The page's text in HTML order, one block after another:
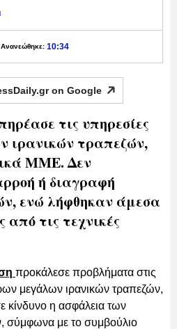
Ανανεώθηκε:10:34
on Google
τις υπηρεσίες
ιρανικών τραπεζών,
ΜΜΕ. Δεν
ή διαγραφή
ενώ λήφθηκαν άμεσα
τις τεχνικές
προκάλεσε προβλήματα στις
μεγάλων ιρανικών τραπεζών,
κίνδυνο η ασφάλεια των
σύμφωνα με το συμβούλιο